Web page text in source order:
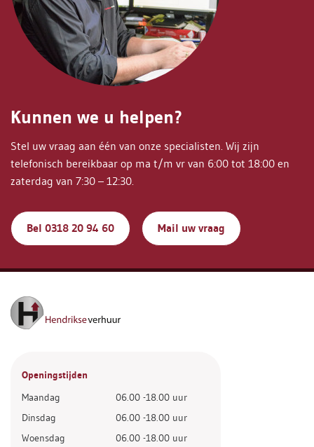
Kunnen we u helpen?
Stel uw vraag aan één van onze specialisten. Wij zijn
telefonisch bereikbaar op ma t/m vr van 6:00 tot 18:00 en
zaterdag van 7:30 – 12:30.
Bel 0318 20 94 60 Mail uw vraag
Openingstijden
Maandag
06.00 -18.00 uur
Dinsdag
06.00 -18.00 uur
Woensdag
06.00 -18.00 uur